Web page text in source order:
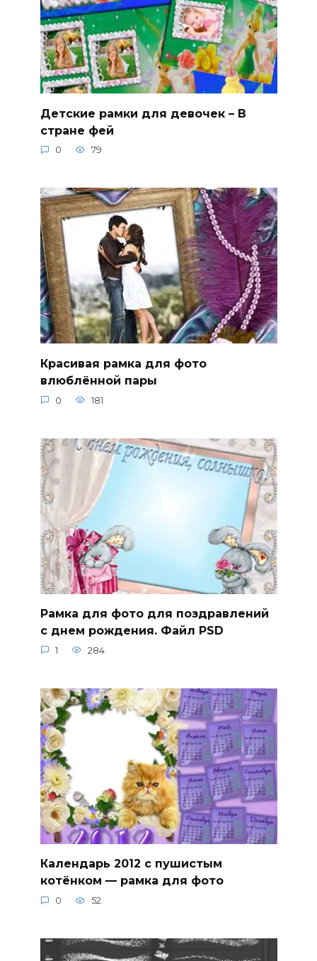
Детские рамки для девочек – В
стране фей
0 79
Красивая рамка для фото
влюблённой пары
0 181
Рамка для фото для поздравлений
с днем рождения. Файл PSD
1 284
Календарь 2012 с пушистым
котёнком — рамка для фото
0 52